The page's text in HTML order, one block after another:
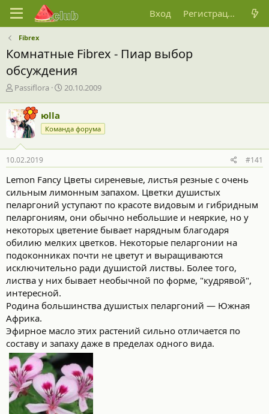
Вход Регистрация
Fibrex
Комнатные Fibrex - Пиар выбор
обсуждения
А
т
о
р
т
е
м
Passiflora
Д
н
ч
а
20.10.2009
юllа
Команда форума
10.02.2019 #141
Lemon Fancy Цветы сиреневые, листья резные с очень
сильным лимонным запахом. Цветки душистых
пеларгоний уступают по красоте видовым и гибридным
пеларгониям, они обычно небольшие и неяркие, но у
некоторых цветение бывает нарядным благодаря
обилию мелких цветков. Некоторые пеларгонии на
подоконниках почти не цветут и выращиваются
исключительно ради душистой листвы. Более того,
листва у них бывает необычной по форме, "кудрявой",
интересной.
Родина большинства душистых пеларгоний — Южная
Африка.
Эфирное масло этих растений сильно отличается по
составу и запаху даже в пределах одного вида.